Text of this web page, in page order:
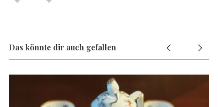
Das könnte dir auch gefallen